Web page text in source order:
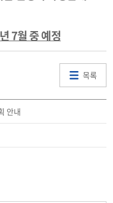
7월 중 예정
목록
안내